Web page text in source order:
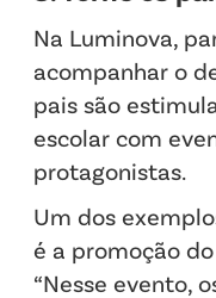
Na Luminova,
acompanhar o
pais são
escolar com
protagonistas.
Um dos
é a promoção do
“Nesse evento,